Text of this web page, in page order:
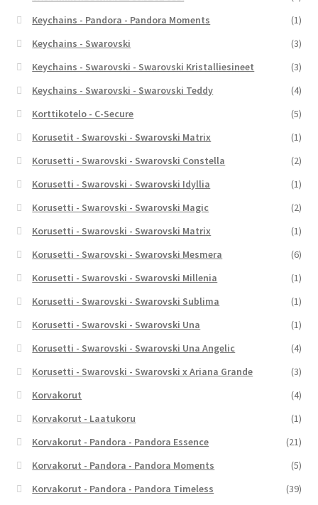
Keychains - Pandora - Pandora Moments
(1)
Keychains - Swarovski
(3)
Keychains - Swarovski - Swarovski Kristalliesineet
(3)
Keychains - Swarovski - Swarovski Teddy
(4)
Korttikotelo - C-Secure
(5)
Korusetit - Swarovski - Swarovski Matrix
(1)
Korusetti - Swarovski - Swarovski Constella
(2)
Korusetti - Swarovski - Swarovski Idyllia
(1)
Korusetti - Swarovski - Swarovski Magic
(2)
Korusetti - Swarovski - Swarovski Matrix
(1)
Korusetti - Swarovski - Swarovski Mesmera
(6)
Korusetti - Swarovski - Swarovski Millenia
(1)
Korusetti - Swarovski - Swarovski Sublima
(1)
Korusetti - Swarovski - Swarovski Una
(1)
Korusetti - Swarovski - Swarovski Una Angelic
(4)
Korusetti - Swarovski - Swarovski x Ariana Grande
(3)
Korvakorut
(4)
Korvakorut - Laatukoru
(1)
Korvakorut - Pandora - Pandora Essence
(21)
Korvakorut - Pandora - Pandora Moments
(5)
Korvakorut - Pandora - Pandora Timeless
(39)